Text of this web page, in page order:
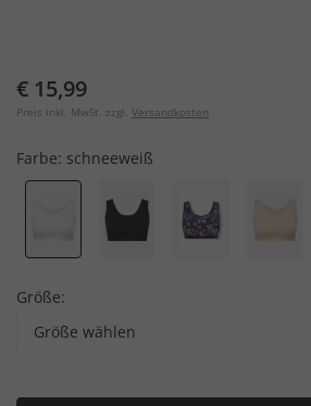
€ 15,99
Preis inkl. MwSt. zzgl. Versandkosten
Farbe: schneeweiß
Größe:
Größe wählen